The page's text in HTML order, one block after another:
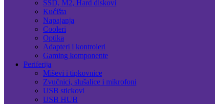
SSD, M2, Hard diskovi
Kućišta
Napajanja
Cooleri
Optika
Adapteri i kontroleri
Gaming komponente
Periferija
Miševi i tipkovnice
Zvučnici, slušalice i mikrofoni
USB stickovi
USB HUB